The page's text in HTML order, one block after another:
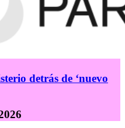
detrás de ‘nuevo